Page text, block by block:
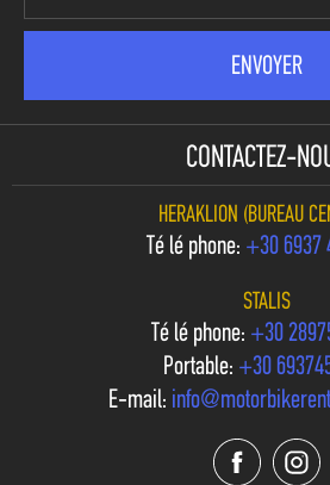
CONTACTEZ-
HERAKLION (BUREAU
Téléphone: +30 6937
STALIS
Téléphone: +30
Portable: +30
E-mail: